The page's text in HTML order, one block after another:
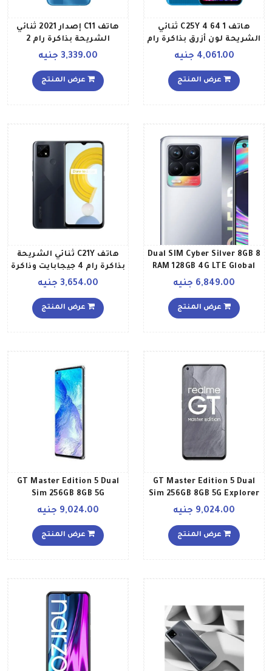
هاتف C25Y 4 64 1 ثنائي
الشريحة لون أزرق بذاكرة رام
سعة 4 جيجابايت وذاكرة
ويدعم تقنية 4G LTE
4,061.00 جنيه
عرض المنتج
هاتف C11 إصدار 2021 ثنائي
الشريحة بذاكرة رام 2
LTE باللون الأزرق إصدار
الشرق الأوسط
3,339.00 جنيه
عرض المنتج
8 Dual SIM Cyber Silver 8GB
RAM 128GB 4G LTE Global
Version
6,849.00 جنيه
عرض المنتج
هاتف C21Y ثنائي الشريحة
بذاكرة رام 4 جيجابايت وذاكرة
داخلية 64 جيجابايت يدعم
لون أسود كروس
3,654.00 جنيه
عرض المنتج
GT Master Edition 5 Dual
Sim 256GB 8GB 5G Explorer
Gray
9,024.00 جنيه
عرض المنتج
GT Master Edition 5 Dual
Sim 256GB 8GB 5G
Daybreak blue
9,024.00 جنيه
عرض المنتج